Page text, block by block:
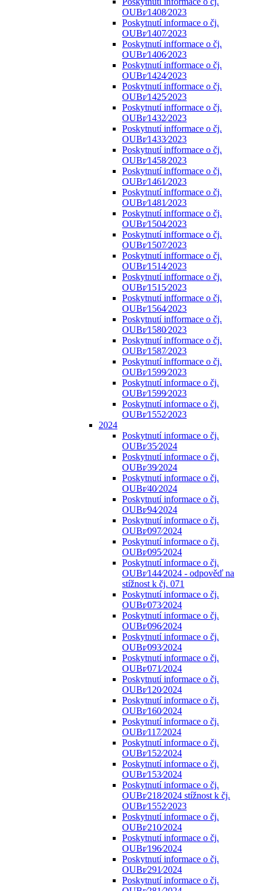
OUBr⁄1408⁄2023
Poskytnutí informace o čj.
OUBr⁄1407⁄2023
Poskytnutí infformace o čj.
OUBr⁄1406⁄2023
Poskytnutí infformace o čj.
OUBr⁄1424⁄2023
Poskytnutí infformace o čj.
OUBr⁄1425⁄2023
Poskytnutí infformace o čj.
OUBr⁄1432⁄2023
Poskytnutí infformace o čj.
OUBr⁄1433⁄2023
Poskytnutí infformace o čj.
OUBr⁄1458⁄2023
Poskytnutí infformace o čj.
OUBr⁄1461⁄2023
Poskytnutí infformace o čj.
OUBr⁄1481⁄2023
Poskytnutí infformace o čj.
OUBr⁄1504⁄2023
Poskytnutí infformace o čj.
OUBr⁄1507⁄2023
Poskytnutí infformace o čj.
OUBr⁄1514⁄2023
Poskytnutí infformace o čj.
OUBr⁄1515⁄2023
Poskytnutí infformace o čj.
OUBr⁄1564⁄2023
Poskytnutí infformace o čj.
OUBr⁄1580⁄2023
Poskytnutí infformace o čj.
OUBr⁄1587⁄2023
Poskytnutí infformace o čj.
OUBr⁄1599⁄2023
Poskytnutí informace o čj.
OUBr⁄1599⁄2023
Poskytnutí informace o čj.
OUBr⁄1552⁄2023
2024
Poskytnutí informace o čj.
OUBr⁄35⁄2024
Poskytnutí informace o čj.
OUBr⁄39⁄2024
Poskytnutí informace o čj.
OUBr⁄40⁄2024
Poskytnutí informace o čj.
OUBr⁄94⁄2024
Poskytnutí informace o čj.
OUBr⁄097⁄2024
Poskytnutí informace o čj.
OUBr⁄095⁄2024
Poskytnutí informace o čj.
OUBr⁄144⁄2024 - odpověď na
stížnost k čj. 071
Poskytnutí informace o čj.
OUBr⁄073⁄2024
Poskytnutí informace o čj.
OUBr⁄096⁄2024
Poskytnutí informace o čj.
OUBr⁄093⁄2024
Poskytnutí informace o čj.
OUBr⁄071⁄2024
Poskytnutí informace o čj.
OUBr⁄120⁄2024
Poskytnutí informace o čj.
OUBr⁄160⁄2024
Poskytnutí informace o čj.
OUBr⁄117⁄2024
Poskytnutí informace o čj.
OUBr⁄152⁄2024
Poskytnutí informace o čj.
OUBr⁄153⁄2024
Poskytnutí informace o čj.
OUBr⁄218⁄2024 stížnost k čj.
OUBr⁄1552⁄2023
Poskytnutí informace o čj.
OUBr⁄210⁄2024
Poskytnutí informace o čj.
OUBr⁄196⁄2024
Poskytnutí informace o čj.
OUBr⁄291⁄2024
Poskytnutí informace o čj.